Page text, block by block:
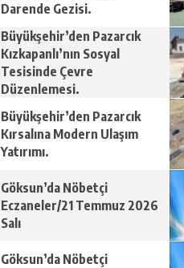
Darende Gezisi.
Büyükşehir’den Pazarcık
Kızkapanlı’nın Sosyal
Tesisinde Çevre
Düzenlemesi.
Büyükşehir’den Pazarcık
Kırsalına Modern Ulaşım
Yatırımı.
Göksun’da Nöbetçi
Eczaneler/21 Temmuz 2026
Salı
Göksun’da Nöbetçi